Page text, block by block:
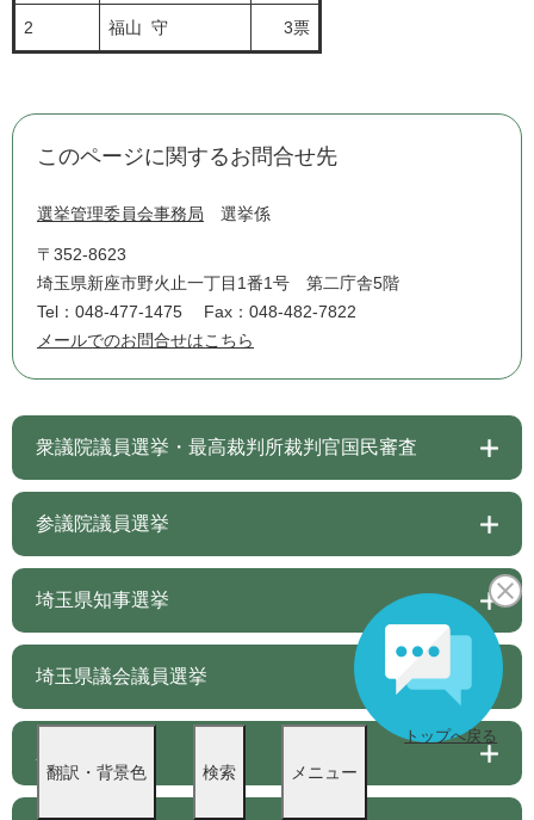
翻訳・背景色 検索 メニュー
トップへ戻る
2 福山 守 3票
このページに関するお問合せ先
選挙管理委員会事務局 選挙係
〒352-8623
埼玉県新座市野火止一丁目1番1号 第二庁舎5階
Tel：048-477-1475
Fax：048-482-7822
メールでのお問合せはこちら
衆議院議員選挙・最高裁判所裁判官国民審査
参議院議員選挙
埼玉県知事選挙
埼玉県議会議員選挙